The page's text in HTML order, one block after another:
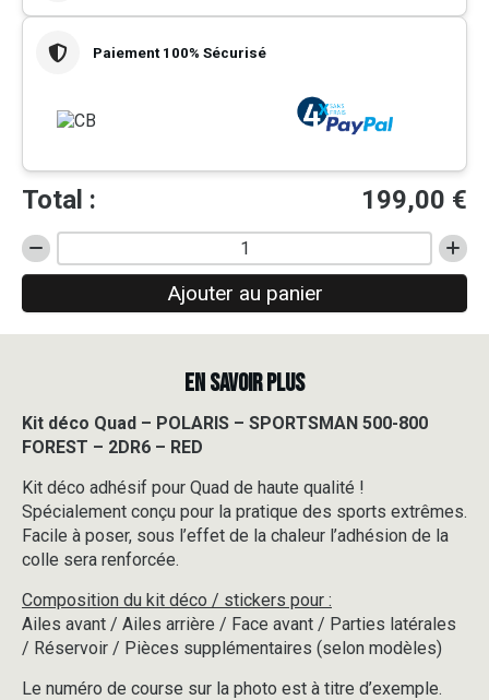
Paiement 100% Sécurisé
Total : 199,00 €
quantité
de
déco
Quad
SPORTSMAN
500-
FOREST
-
2DR6
-
RED
Ajouter au panier
EN SAVOIR PLUS
Kit déco Quad – POLARIS – SPORTSMAN 500-800
FOREST – 2DR6 – RED
Kit déco adhésif pour Quad de haute qualité !
Spécialement conçu pour la pratique des sports extrêmes.
Facile à poser, sous l’effet de la chaleur l’adhésion de la
colle sera renforcée.
Composition du kit déco / stickers pour :
Ailes avant / Ailes arrière / Face avant / Parties latérales
/ Réservoir / Pièces supplémentaires (selon modèles)
Le numéro de course sur la photo est à titre d’exemple.